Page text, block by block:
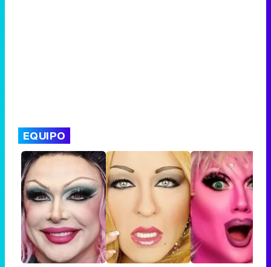
EQUIPO